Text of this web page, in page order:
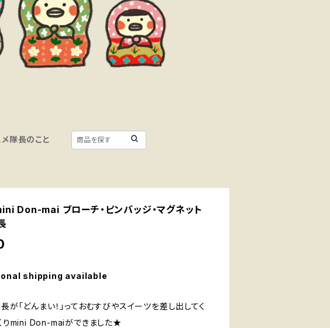
隊長のこと
Don-mai ブローチ・ピンバッジ・マグネット
shipping available
が「どんまい！」っておむすびやスイーツを差し出してく
りmini Don-maiができました★